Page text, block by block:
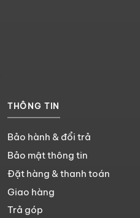
THÔNG TIN
Bảo hành & đổi trả
Bảo mật thông tin
Đặt hàng & thanh toán
Giao hàng
Trả góp